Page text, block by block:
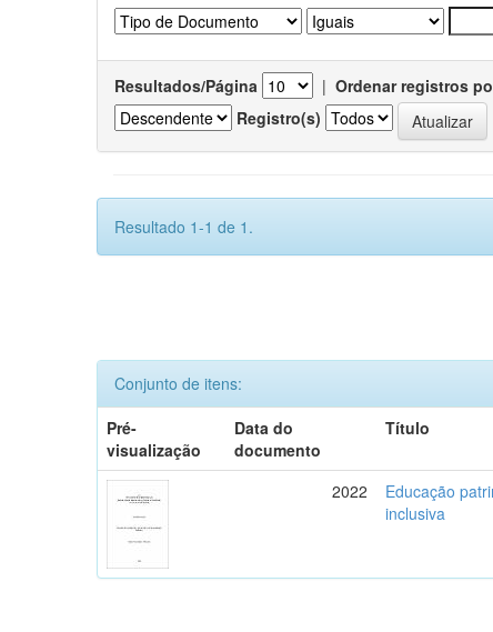
Resultados/Página | Ordenar registros
Registro(s)
Resultado 1-1 de 1.
Conjunto de itens:
Pré-
visualização
Data do
documento
Título
2022
Educação
inclusiva